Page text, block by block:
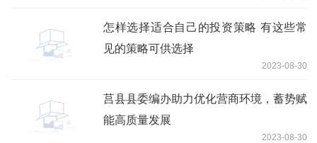
怎样选择适合自己的投资策略 有这些常
见的策略可供选择
2023-08-30
莒县县委编办助力优化营商环境，蓄势赋
能高质量发展
2023-08-30